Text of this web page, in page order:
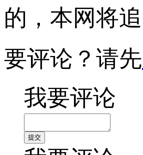
的，本网将
要评论？请先
我要评论